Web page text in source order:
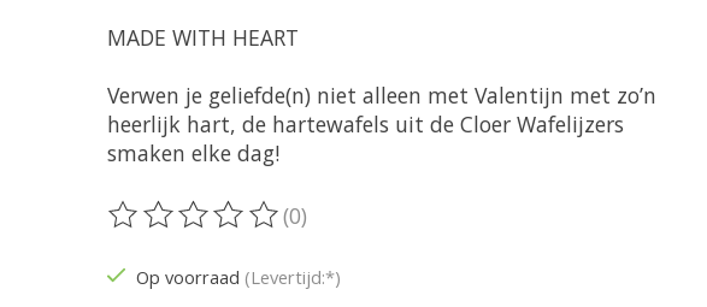
MADE WITH HEART
Verwen je geliefde(n) niet alleen met Valentijn met zo’n
heerlijk hart, de hartewafels uit de Cloer Wafelijzers
smaken elke dag!
De beoordeling van dit product is
(0)
Op voorraad (Levertijd:*)